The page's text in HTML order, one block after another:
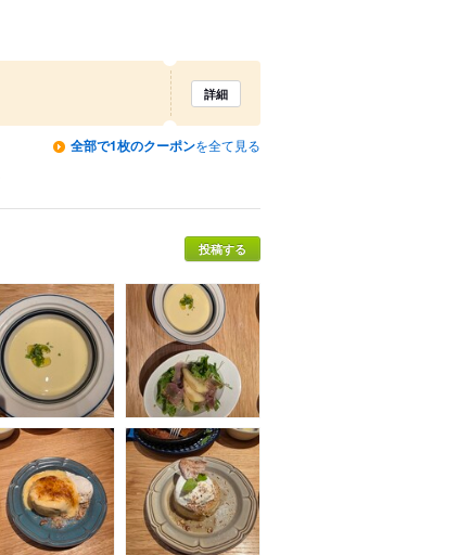
詳細
全部で1枚のクーポンを全て見る
投稿する